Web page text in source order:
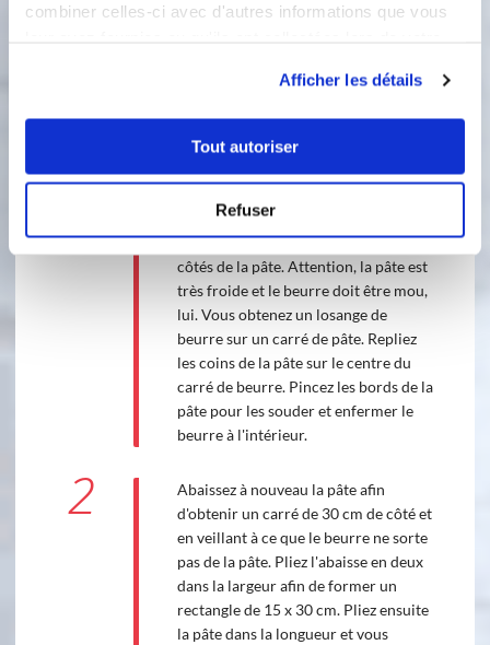
combiner celles-ci avec d'autres informations que vous
Afficher les détails
Tout autoriser
Refuser
1
Sortez le beurre du réfrigérateur, 1 ou
Sortez la pâte du réfrigérateur, elle
carré de 25 cm de côté sur un roul'pat
légèrement fariné et à l'aide d'un
rouleau à pâtisserie. Posez le carré de
tournant de 45°, de sorte que ses
coins soient dirigés vers le milieu des
côtés de la pâte. Attention, la pâte est
très froide et le beurre doit être mou,
lui. Vous obtenez un losange de
beurre sur un carré de pâte. Repliez
les coins de la pâte sur le centre du
carré de beurre. Pincez les bords de la
pâte pour les souder et enfermer le
beurre à l'intérieur.
2
Abaissez à nouveau la pâte afin
d'obtenir un carré de 30 cm de côté et
en veillant à ce que le beurre ne sorte
pas de la pâte. Pliez l'abaisse en deux
dans la largeur afin de former un
rectangle de 15 x 30 cm. Pliez ensuite
la pâte dans la longueur et vous